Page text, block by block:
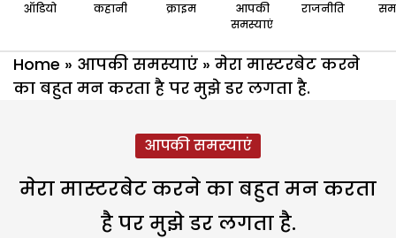
ऑडियो कहानी क्राइम
आपकी
समस्याएं
राजनीति
Home » आपकी समस्याएं » मेरा मास्टरबेट करने
का बहुत मन करता है पर मुझे डर लगता है.
आपकी समस्याएं
मेरा मास्टरबेट करने का बहुत मन करता
है पर मुझे डर लगता है.